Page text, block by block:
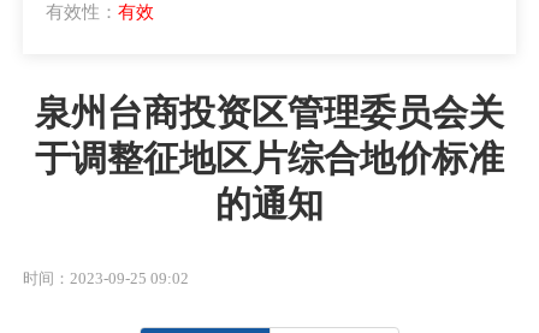
有效性： 有效
泉州台商投资区管理委员会关
于调整征地区片综合地价标准
的通知
时间：2023-09-25 09:02